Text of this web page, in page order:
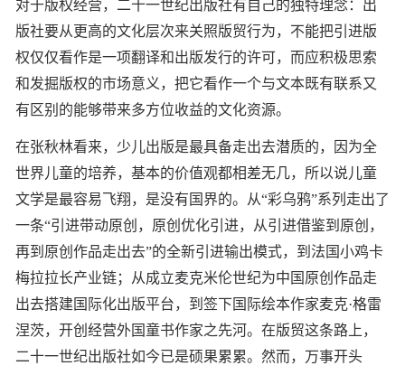
对于版权经营，二十一世纪出版社有自己的独特理念：出
版社要从更高的文化层次来关照版贸行为，不能把引进版
权仅仅看作是一项翻译和出版发行的许可，而应积极思索
和发掘版权的市场意义，把它看作一个与文本既有联系又
有区别的能够带来多方位收益的文化资源。
在张秋林看来，少儿出版是最具备走出去潜质的，因为全
世界儿童的培养，基本的价值观都相差无几，所以说儿童
文学是最容易飞翔，是没有国界的。从“彩乌鸦”系列走出了
一条“引进带动原创，原创优化引进，从引进借鉴到原创，
再到原创作品走出去”的全新引进输出模式，到法国小鸡卡
梅拉拉长产业链；从成立麦克米伦世纪为中国原创作品走
出去搭建国际化出版平台，到签下国际绘本作家麦克·格雷
涅茨，开创经营外国童书作家之先河。在版贸这条路上，
二十一世纪出版社如今已是硕果累累。然而，万事开头